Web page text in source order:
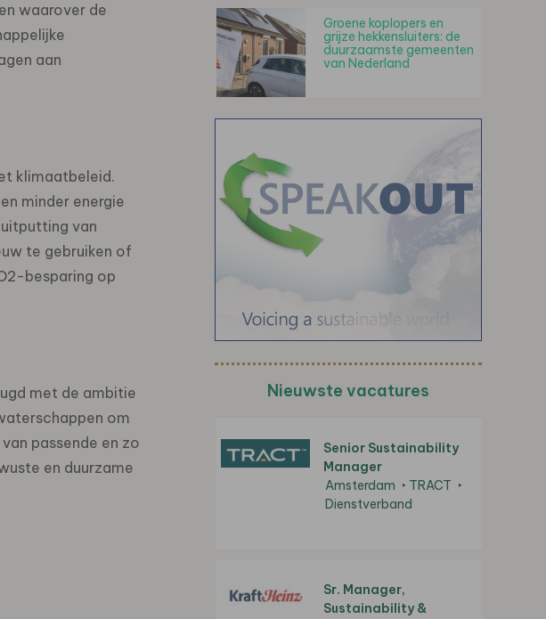
waarover de
aan
klimaatbeleid.
minder energie
van
te gebruiken of
besparing op
met de ambitie
om
passende en zo
en duurzame
Groene koplopers en
grijze hekkensluiters: de
duurzaamste gemeenten
van Nederland
Nieuwste vacatures
Senior Sustainability
Manager
Amsterdam
TRACT
Dienstverband
Sr. Manager,
Sustainability &